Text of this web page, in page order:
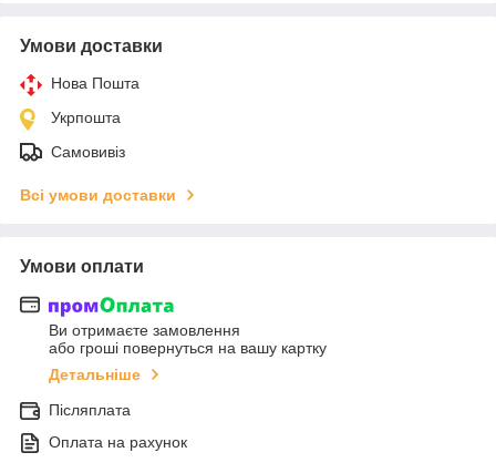
Умови доставки
Нова Пошта
Укрпошта
Самовивіз
Всі умови доставки
Умови оплати
Ви отримаєте замовлення
або гроші повернуться на вашу картку
Детальніше
Післяплата
Оплата на рахунок